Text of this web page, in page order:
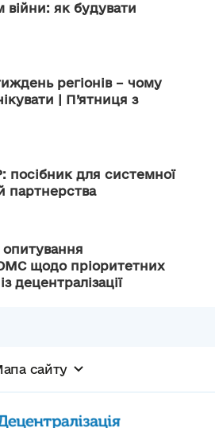
війни: як будувати
регіонів – чому
| П’ятниця з
посібник для системної
партнерства
щодо пріоритетних
децентралізації
сайту